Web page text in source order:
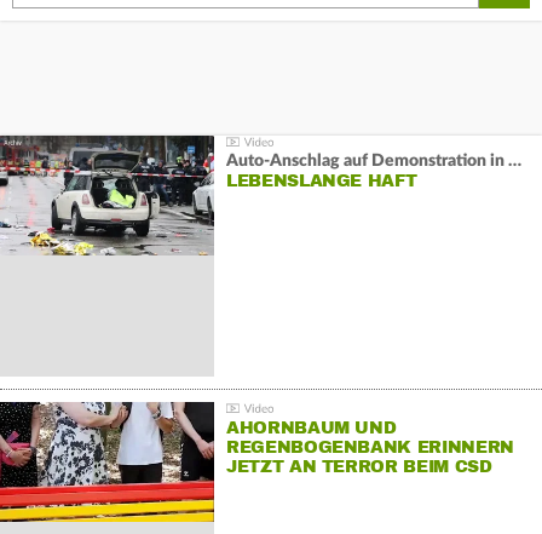
Auto-Anschlag auf Demonstration in München:
LEBENSLANGE HAFT
AHORNBAUM UND
REGENBOGENBANK ERINNERN
JETZT AN TERROR BEIM CSD